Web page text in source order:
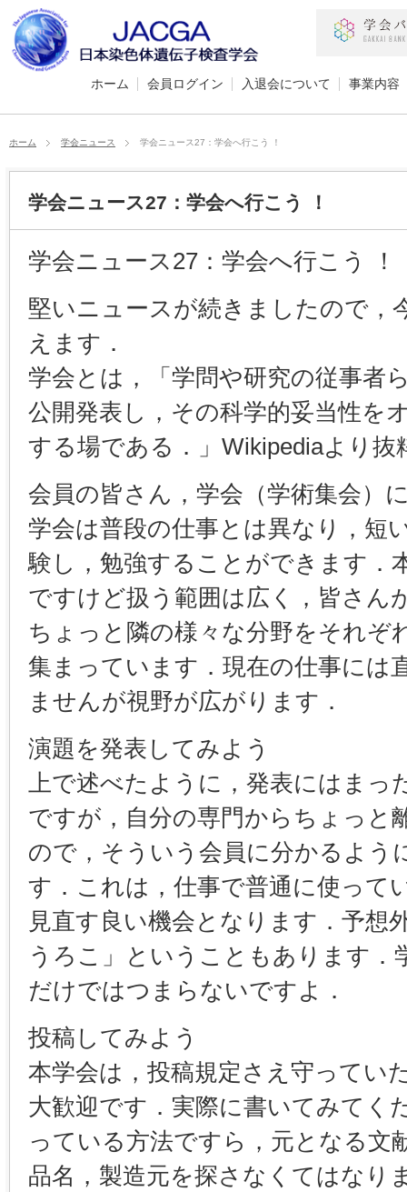
ホーム 会員ログイン 入退会について 事業内容
ホーム 学会ニュース 学会ニュース27：学会へ行こう ！
学会ニュース27：学会へ行こう ！
学会ニュース27：学会へ行こう ！
堅いニュースが続きましたので，
えます．
学会とは，「学問や研究の従事者
公開発表し，その科学的妥当性を
する場である．」Wikipediaより抜
会員の皆さん，学会（学術集会）
学会は普段の仕事とは異なり，短
験し，勉強することができます．
ですけど扱う範囲は広く，皆さん
ちょっと隣の様々な分野をそれぞ
集まっています．現在の仕事には
ませんが視野が広がります．
演題を発表してみよう
上で述べたように，発表にはまっ
ですが，自分の専門からちょっと
ので，そういう会員に分かるよう
す．これは，仕事で普通に使って
見直す良い機会となります．予想
うろこ」ということもあります．
だけではつまらないですよ．
投稿してみよう
本学会は，投稿規定さえ守ってい
大歓迎です．実際に書いてみてく
っている方法ですら，元となる文
品名，製造元を探さなくてはなり